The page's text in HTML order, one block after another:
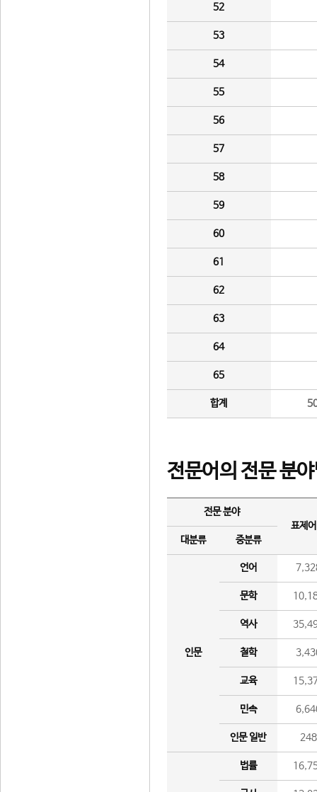
52
53
54
55
56
57
58
59
60
61
62
63
64
65
합계
전문어의 전문 분
전문 분야
표제
대분류
중분류
인문
언어
문학
역사
철학
교육
민속
인문 일반 248
법률